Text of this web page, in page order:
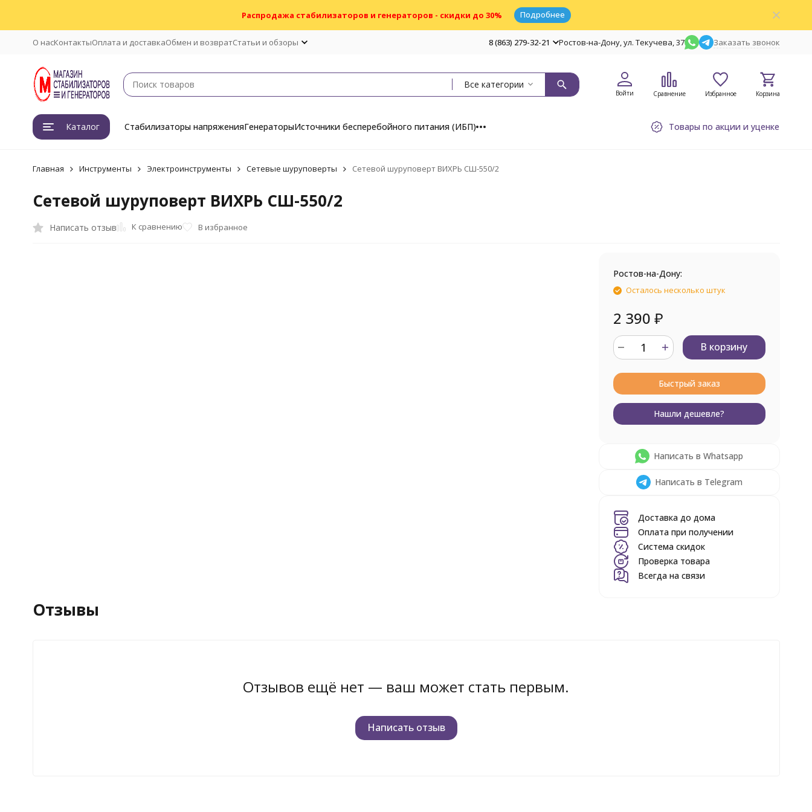
Распродажа стабилизаторов и генераторов - скидки до 30% Подробнее
О насКонтактыОплата и доставкаОбмен и возвратСтатьи и обзоры 8 (863) 279-32-21 Ростов-на-Дону, ул. Текучева, 37 Заказать звонок
Все категории
Войти Сравнение Избранное Корзина
Каталог Стабилизаторы напряженияГенераторыИсточники бесперебойного питания (ИБП) Товары по акции и уценке
Главная Инструменты Электроинструменты Сетевые шуруповерты Сетевой шуруповерт ВИХРЬ СШ-550/2
Сетевой шуруповерт ВИХРЬ СШ-550/2
Написать отзыв К сравнению В избранное
Ростов-на-Дону:
Осталось несколько штук
2 390 ₽
В корзину
Быстрый заказ
Нашли дешевле?
Написать в Whatsapp
Написать в Telegram
Доставка до дома
Оплата при получении
Система скидок
Проверка товара
Всегда на связи
Отзывы
Отзывов ещё нет — ваш может стать первым.
Написать отзыв